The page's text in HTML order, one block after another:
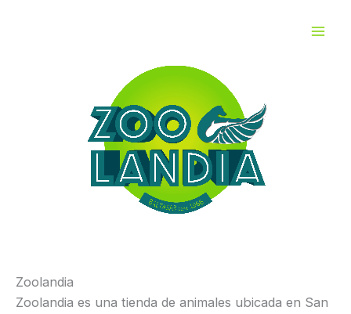
Zoolandia
Zoolandia es una tienda de animales ubicada en San